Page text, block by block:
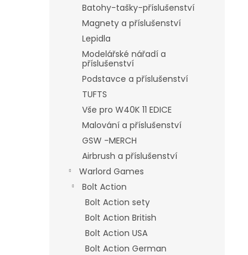
Batohy-tašky-příslušenství
Magnety a příslušenství
Lepidla
Modelářské nářadí a
příslušenství
Podstavce a příslušenství
TUFTS
Vše pro W40K 11 EDICE
Malování a příslušenství
GSW -MERCH
Airbrush a příslušenství
Warlord Games
Bolt Action
Bolt Action sety
Bolt Action British
Bolt Action USA
Bolt Action German